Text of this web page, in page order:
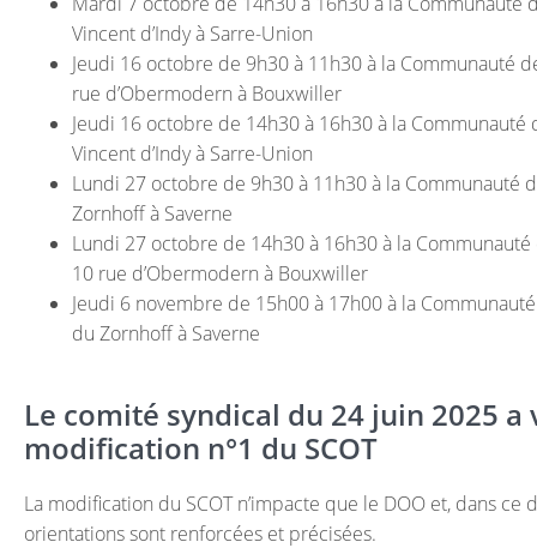
Vincent d’Indy à Sarre-Union
Jeudi 16 octobre de 9h30 à 11h30 à la Communauté
rue d’Obermodern à Bouxwiller
Jeudi 16 octobre de 14h30 à 16h30 à la Communauté
Vincent d’Indy à Sarre-Union
Lundi 27 octobre de 9h30 à 11h30 à la Communauté
Zornhoff à Saverne
Lundi 27 octobre de 14h30 à 16h30 à la
10 rue d’Obermodern à Bouxwiller
Jeudi 6 novembre de 15h00 à 17h00 à la
du Zornhoff à Saverne
Le comité syndical du 24 juin 2025
modification n°1 du SCOT
La modification du SCOT n’impacte que le DOO et, dans
orientations sont renforcées et précisées.